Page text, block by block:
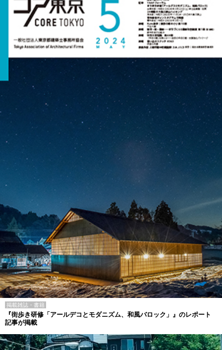
掲載雑誌・書籍
『街歩き研修「アールデコとモダニズム、和風バロック」』のレポート
記事が掲載